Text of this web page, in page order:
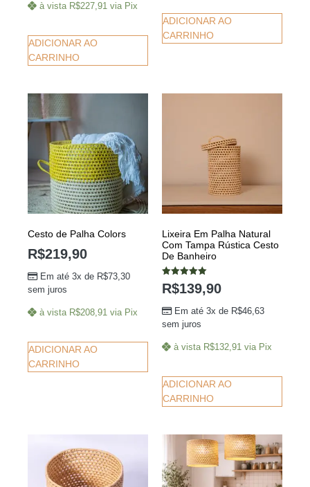
à vista R$227,91 via Pix
ADICIONAR AO
CARRINHO
ADICIONAR AO
CARRINHO
Cesto de Palha Colors
R$219,90
Em até 3x de R$73,30
sem juros
à vista R$208,91 via Pix
ADICIONAR AO
CARRINHO
Lixeira Em Palha Natural
Com Tampa Rústica Cesto
De Banheiro
Avaliação
5.00
R$139,90
Em até 3x de R$46,63
sem juros
à vista R$132,91 via Pix
ADICIONAR AO
CARRINHO